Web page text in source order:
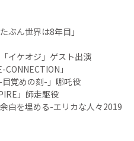
ぶん世界は8年目」
イケオジ」ゲスト出演
」
覚めの刻-」哪吒役
」師走駆役
白を埋める-エリカな人々2019